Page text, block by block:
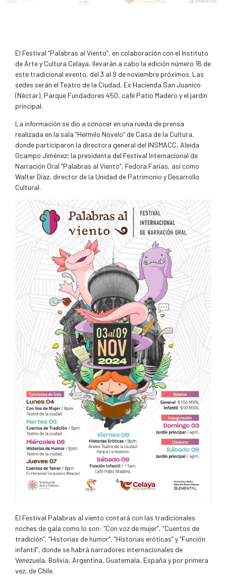
El Festival “Palabras al Viento”, en colaboración con el Instituto
de Arte y Cultura Celaya, llevarán a cabo la edición número 16 de
este tradicional evento, del 3 al 9 de noviembre próximos. Las
sedes serán el Teatro de la Ciudad, Ex Hacienda San Juanico
(Néctar), Parque Fundadores 450, café Patio Madero y el jardín
principal.
La información se dio a conocer en una rueda de prensa
realizada en la sala “Hermilo Novelo” de Casa de la Cultura,
donde participaron la directora general del INSMACC, Aleida
Ocampo Jiménez; la presidenta del Festival Internacional de
Narración Oral “Palabras al Viento”, Fedora Farías, así como
Walter Díaz, director de la Unidad de Patrimonio y Desarrollo
Cultural.
El Festival Palabras al viento contará con las tradicionales
noches de gala como lo son: “Con voz de mujer”, “Cuentos de
tradición”, “Historias de humor”, “Historias eróticas” y “Función
infantil”, donde se habrá narradores internacionales de
Venezuela, Bolivia, Argentina, Guatemala, España y por primera
vez, de Chile.